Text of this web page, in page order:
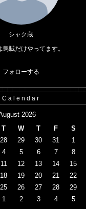
シャク蔵
烏賊だけやってます。
フォローする
Calendar
2026
T W T F
S
28 29 30 31
1
4 5 6 7
8
11 12 13 14
15
18 19 20 21
22
25 26 27 28
29
1 2 3 4 5